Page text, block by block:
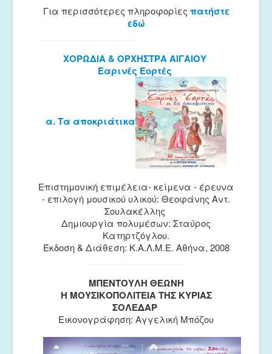
Για περισσότερες πληροφορίες πατήστε
εδώ
ΧΟΡΩΔΙΑ & ΟΡΧΗΣΤΡΑ ΑΙΓΑΙΟΥ
Εαρινές Εορτές
α. Τα αποκριάτικα
Επιστημονική επιμέλεια- κείμενα - έρευνα
- επιλογή μουσικού υλικού: Θεοφάνης Αντ.
Σουλακέλλης
Δημιουργία πολυμέσων: Σταύρος
Κατηρτζόγλου.
Έκδοση & Διάθεση: Κ.Α.Λ.Μ.Ε. Αθήνα, 2008
ΜΠΕΝΤΟΥΛΗ ΘΕΩΝΗ
Η ΜΟΥΣΙΚΟΠΟΛΙΤΕΙΑ ΤΗΣ ΚΥΡΙΑΣ
ΣΟΛΕΔΑΡ
Εικονογράφηση: Αγγελική Μπόζου